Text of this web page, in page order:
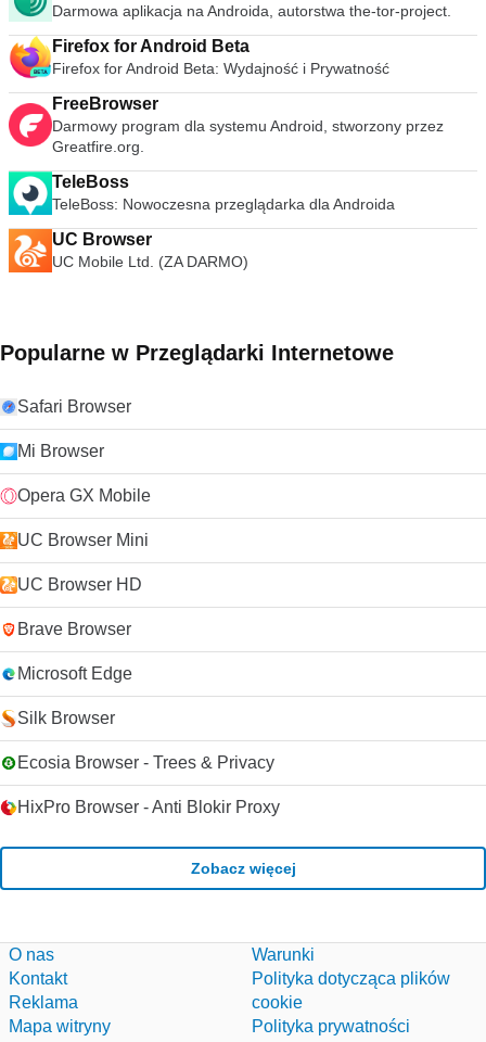
Darmowa aplikacja na Androida, autorstwa the-tor-project.
Firefox for Android Beta
Firefox for Android Beta: Wydajność i Prywatność
FreeBrowser
Darmowy program dla systemu Android, stworzony przez
Greatfire.org.
TeleBoss
TeleBoss: Nowoczesna przeglądarka dla Androida
UC Browser
UC Mobile Ltd. (ZA DARMO)
Popularne w Przeglądarki Internetowe
Safari Browser
Mi Browser
Opera GX Mobile
UC Browser Mini
UC Browser HD
Brave Browser
Microsoft Edge
Silk Browser
Ecosia Browser - Trees & Privacy
HixPro Browser - Anti Blokir Proxy
Zobacz więcej
O nas
Kontakt
Reklama
Mapa witryny
Warunki
Polityka dotycząca plików
cookie
Polityka prywatności